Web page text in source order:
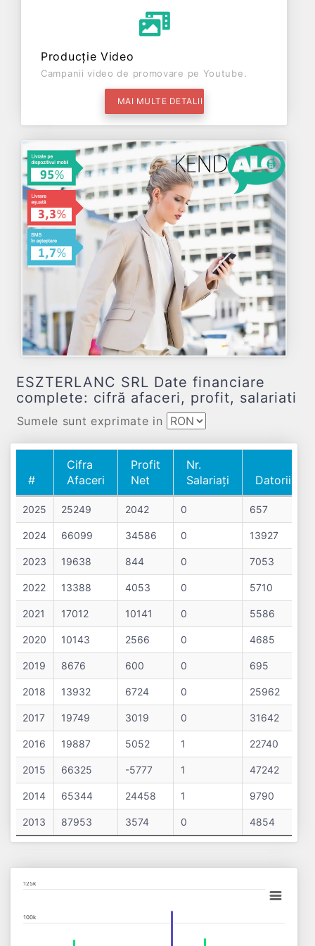
Producție Video
Campanii video de promovare pe Youtube.
MAI MULTE DETALII
ESZTERLANC SRL Date financiare
complete: cifră afaceri, profit, salariati
Sumele sunt exprimate in
#
Cifra
Afaceri
Profit
Net
Nr.
Salariați
Datorii
#
Cifra
Afaceri
Profit
Net
Salariați
Datorii
2025 25249 2042 0 657
2024 66099 34586 0 13927
2023 19638 844 0 7053
2022 13388 4053 0 5710
2021 17012 10141 0 5586
2020 10143 2566 0 4685
2019 8676 600 0 695
2018 13932 6724 0 25962
2017 19749 3019 0 31642
2016 19887 5052 1 22740
2015 66325 -5777 1 47242
2014 65344 24458 1 9790
2013 87953 3574 0 4854
Chart
100k
125k